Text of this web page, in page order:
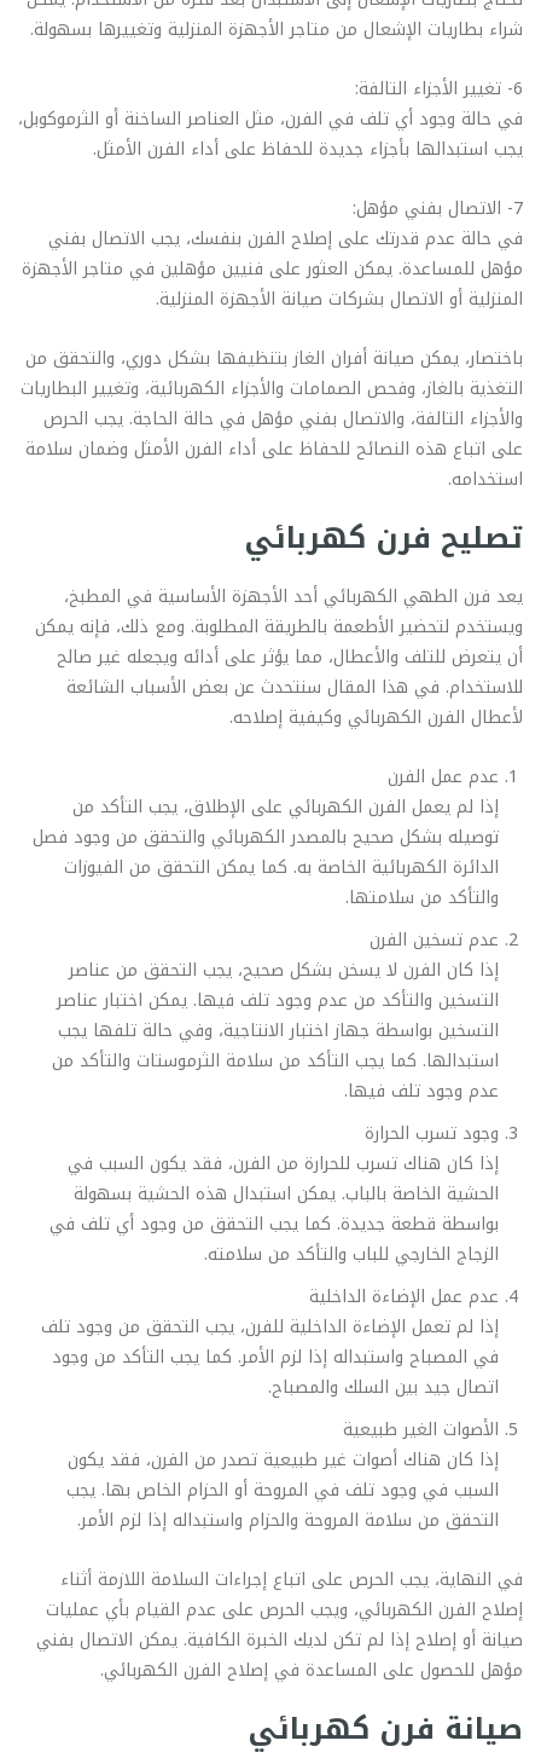
شراء بطاريات الإشعال من متاجر الأجهزة المنزلية وتغييرها بسهولة.
6- تغيير الأجزاء التالفة:
في حالة وجود أي تلف في الفرن، مثل العناصر الساخنة أو الثرموكوبل،
يجب استبدالها بأجزاء جديدة للحفاظ على أداء الفرن الأمثل.
7- الاتصال بفني مؤهل:
في حالة عدم قدرتك على إصلاح الفرن بنفسك، يجب الاتصال بفني
مؤهل للمساعدة. يمكن العثور على فنيين مؤهلين في متاجر الأجهزة
المنزلية أو الاتصال بشركات صيانة الأجهزة المنزلية.
باختصار، يمكن صيانة أفران الغاز بتنظيفها بشكل دوري، والتحقق من
التغذية بالغاز، وفحص الصمامات والأجزاء الكهربائية، وتغيير البطاريات
والأجزاء التالفة، والاتصال بفني مؤهل في حالة الحاجة. يجب الحرص
على اتباع هذه النصائح للحفاظ على أداء الفرن الأمثل وضمان سلامة
استخدامه.
تصليح فرن كهربائي
يعد فرن الطهي الكهربائي أحد الأجهزة الأساسية في المطبخ،
ويستخدم لتحضير الأطعمة بالطريقة المطلوبة. ومع ذلك، فإنه يمكن
أن يتعرض للتلف والأعطال، مما يؤثر على أدائه ويجعله غير صالح
للاستخدام. في هذا المقال سنتحدث عن بعض الأسباب الشائعة
لأعطال الفرن الكهربائي وكيفية إصلاحه.
عدم عمل الفرن
إذا لم يعمل الفرن الكهربائي على الإطلاق، يجب التأكد من
توصيله بشكل صحيح بالمصدر الكهربائي والتحقق من وجود فصل
الدائرة الكهربائية الخاصة به. كما يمكن التحقق من الفيوزات
والتأكد من سلامتها.
عدم تسخين الفرن
إذا كان الفرن لا يسخن بشكل صحيح، يجب التحقق من عناصر
التسخين والتأكد من عدم وجود تلف فيها. يمكن اختبار عناصر
التسخين بواسطة جهاز اختبار الانتاجية، وفي حالة تلفها يجب
استبدالها. كما يجب التأكد من سلامة الثرموستات والتأكد من
عدم وجود تلف فيها.
وجود تسرب الحرارة
إذا كان هناك تسرب للحرارة من الفرن، فقد يكون السبب في
الحشية الخاصة بالباب. يمكن استبدال هذه الحشية بسهولة
بواسطة قطعة جديدة. كما يجب التحقق من وجود أي تلف في
الزجاج الخارجي للباب والتأكد من سلامته.
عدم عمل الإضاءة الداخلية
إذا لم تعمل الإضاءة الداخلية للفرن، يجب التحقق من وجود تلف
في المصباح واستبداله إذا لزم الأمر. كما يجب التأكد من وجود
اتصال جيد بين السلك والمصباح.
الأصوات الغير طبيعية
إذا كان هناك أصوات غير طبيعية تصدر من الفرن، فقد يكون
السبب في وجود تلف في المروحة أو الحزام الخاص بها. يجب
التحقق من سلامة المروحة والحزام واستبداله إذا لزم الأمر.
في النهاية، يجب الحرص على اتباع إجراءات السلامة اللازمة أثناء
إصلاح الفرن الكهربائي، ويجب الحرص على عدم القيام بأي عمليات
صيانة أو إصلاح إذا لم تكن لديك الخبرة الكافية. يمكن الاتصال بفني
مؤهل للحصول على المساعدة في إصلاح الفرن الكهربائي.
صيانة فرن كهربائي